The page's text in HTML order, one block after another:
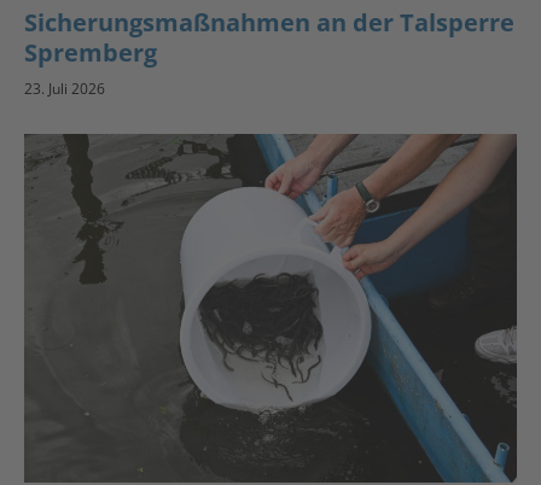
Sicherungsmaßnahmen an der Talsperre
Spremberg
23. Juli 2026